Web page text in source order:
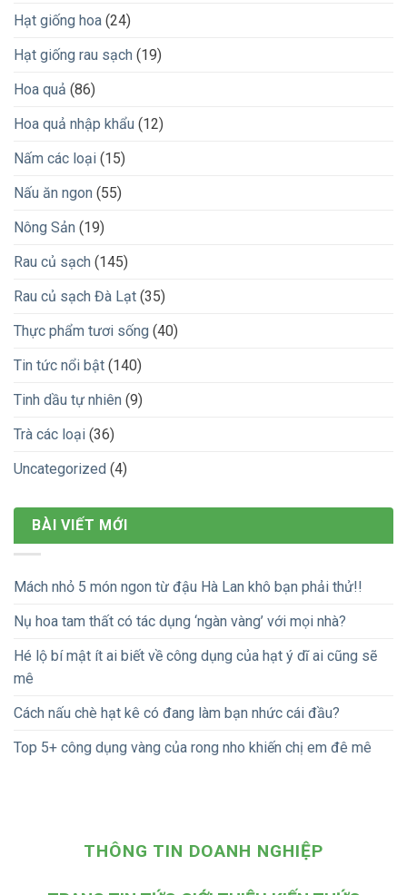
Hạt giống hoa (24)
Hạt giống rau sạch (19)
Hoa quả (86)
Hoa quả nhập khẩu (12)
Nấm các loại (15)
Nấu ăn ngon (55)
Nông Sản (19)
Rau củ sạch (145)
Rau củ sạch Đà Lạt (35)
Thực phẩm tươi sống (40)
Tin tức nổi bật (140)
Tinh dầu tự nhiên (9)
Trà các loại (36)
Uncategorized (4)
BÀI VIẾT MỚI
Mách nhỏ 5 món ngon từ đậu Hà Lan khô bạn phải thử!!
Nụ hoa tam thất có tác dụng ‘ngàn vàng’ với mọi nhà?
Hé lộ bí mật ít ai biết về công dụng của hạt ý dĩ ai cũng sẽ
mê
Cách nấu chè hạt kê có đang làm bạn nhức cái đầu?
Top 5+ công dụng vàng của rong nho khiến chị em đê mê
THÔNG TIN DOANH NGHIỆP